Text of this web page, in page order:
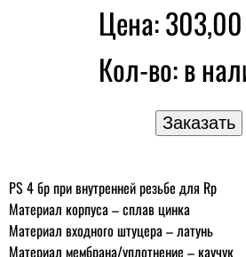
Цена:
Кол-во:в
PS 4 бр при внутренней резьбе для Rp
Материал корпуса – сплав цинка
Материал входного штуцера – латунь
Материал мембрана/уплотнение – каучук